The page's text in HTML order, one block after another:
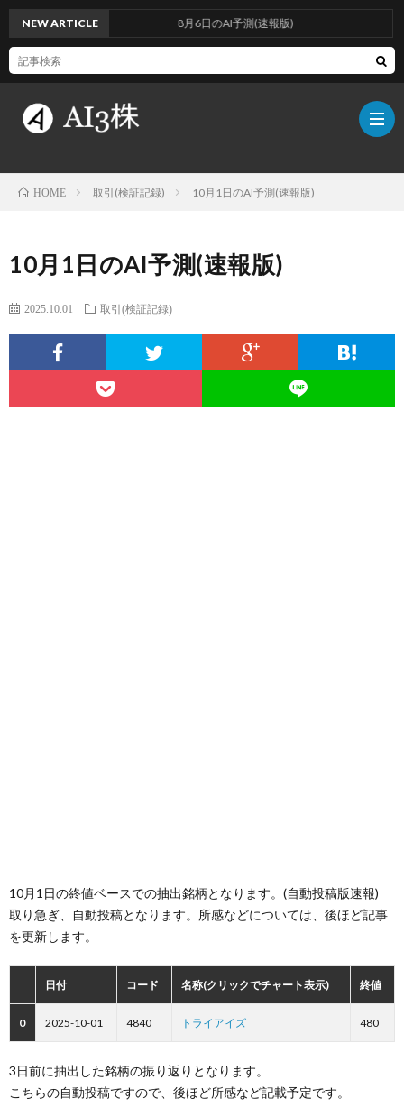
グ
NEW ARTICLE 8月6日のAI予測(速報版)
HOME 取引(検証記録) 10月1日のAI予測(速報版)
10月1日のAI予測(速報版)
2025.10.01 取引(検証記録)
10月1日の終値ベースでの抽出銘柄となります。(自動投稿版速報)
取り急ぎ、自動投稿となります。所感などについては、後ほど記事
を更新します。
日付 コード 名称(クリックでチャート表示) 終値
0 2025-10-01 4840 トライアイズ 480
3日前に抽出した銘柄の振り返りとなります。
こちらの自動投稿ですので、後ほど所感など記載予定です。